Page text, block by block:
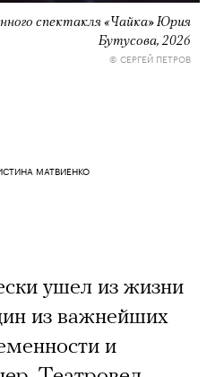
спектакля «Чайка» Юрия
Бутусова, 2026
© СЕРГЕЙ ПЕТРОВ
МАТВИЕНКО
ушел из жизни
из важнейших
и